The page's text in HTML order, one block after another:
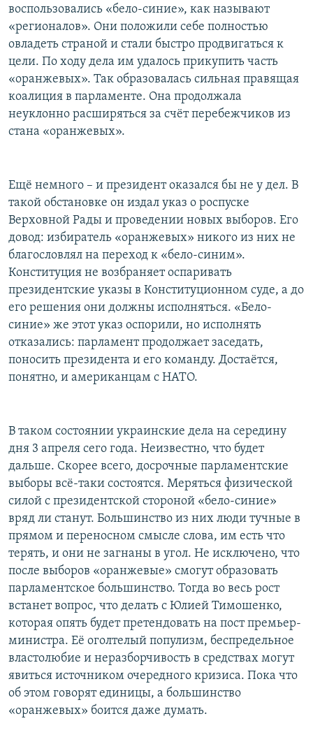
воспользовались «бело-синие», как называют
«регионалов». Они положили себе полностью
овладеть страной и стали быстро продвигаться к
цели. По ходу дела им удалось прикупить часть
«оранжевых». Так образовалась сильная правящая
коалиция в парламенте. Она продолжала
неуклонно расширяться за счёт перебежчиков из
стана «оранжевых».
Ещё немного – и президент оказался бы не у дел. В
такой обстановке он издал указ о роспуске
Верховной Рады и проведении новых выборов. Его
довод: избиратель «оранжевых» никого из них не
благословлял на переход к «бело-синим».
Конституция не возбраняет оспаривать
президентские указы в Конституционном суде, а до
его решения они должны исполняться. «Бело-
синие» же этот указ оспорили, но исполнять
отказались: парламент продолжает заседать,
поносить президента и его команду. Достаётся,
понятно, и американцам с НАТО.
В таком состоянии украинские дела на середину
дня 3 апреля сего года. Неизвестно, что будет
дальше. Скорее всего, досрочные парламентские
выборы всё-таки состоятся. Меряться физической
силой с президентской стороной «бело-синие»
вряд ли станут. Большинство из них люди тучные в
прямом и переносном смысле слова, им есть что
терять, и они не загнаны в угол. Не исключено, что
после выборов «оранжевые» смогут образовать
парламентское большинство. Тогда во весь рост
встанет вопрос, что делать с Юлией Тимошенко,
которая опять будет претендовать на пост премьер-
министра. Её оголтелый популизм, беспредельное
властолюбие и неразборчивость в средствах могут
явиться источником очередного кризиса. Пока что
об этом говорят единицы, а большинство
«оранжевых» боится даже думать.